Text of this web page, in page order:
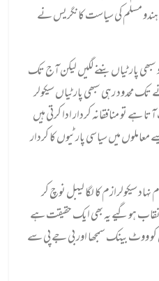
مسلم کی سیاست کانگریس نے
پارٹیاں بننے لگیں لیکن آج تک
محدود رہی سبھی پارٹیاں سیکولر
تو منافقانہ کردار ادا کرتی ہیں
میں سیاسی پارٹیوں کا کردار
سیکولرازم کا لگا لیبل نوچ کر
ہوگیے یہ بھی ایک حقیقت ہے
ووٹ بینک سمجھا اور بی جے پی سے